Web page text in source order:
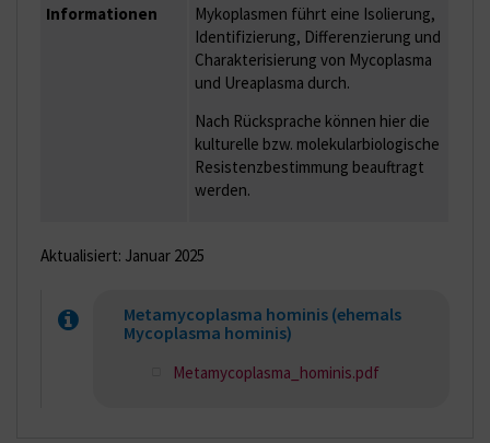
Informationen
Mykoplasmen führt eine Isolierung,
Identifizierung, Differenzierung und
Charakterisierung von Mycoplasma
und Ureaplasma durch.
Nach Rücksprache können hier die
kulturelle bzw. molekularbiologische
Resistenzbestimmung beauftragt
werden.
Aktualisiert: Januar 2025
Metamycoplasma hominis (ehemals
Mycoplasma hominis)
Metamycoplasma_hominis.pdf